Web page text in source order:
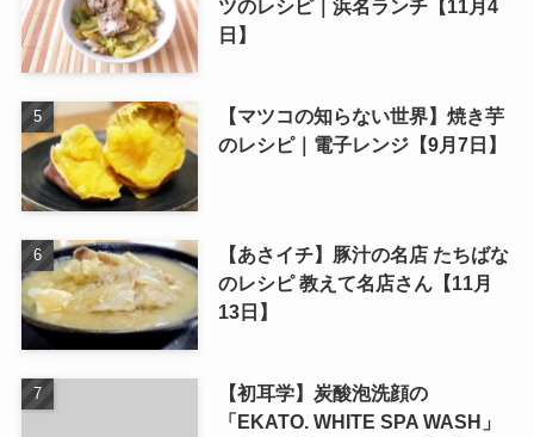
ツのレシピ｜浜名ランチ【11月4
日】
【マツコの知らない世界】焼き芋
のレシピ｜電子レンジ【9月7日】
【あさイチ】豚汁の名店 たちばな
のレシピ 教えて名店さん【11月
13日】
【初耳学】炭酸泡洗顔の
「EKATO. WHITE SPA WASH」